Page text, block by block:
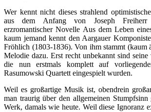
Wer kennt nicht dieses strahlend
aus dem Anfang von Joseph Freiherr
erzromantischer Novelle Aus dem Leben
kaum jemand kennt den Aargauer
Fröhlich (1803-1836). Von ihm stammt (kaum
Melodie dazu. Erst recht unbekannt sind seine
die nun erstmals komplett auf
Rasumowski Quartett eingespielt wurden.
Weil es großartige Musik ist, obendrein
man traurig über den allgemeinen Stumpfsinn
Werk, damals wie heute. Weil diese Ignoranz